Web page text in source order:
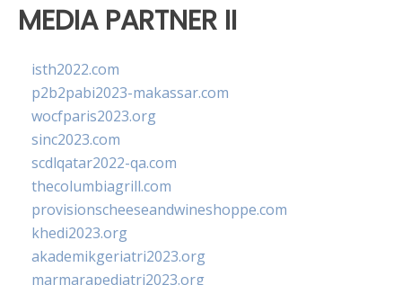
MEDIA PARTNER II
isth2022.com
p2b2pabi2023-makassar.com
wocfparis2023.org
sinc2023.com
scdlqatar2022-qa.com
thecolumbiagrill.com
provisionscheeseandwineshoppe.com
khedi2023.org
akademikgeriatri2023.org
marmarapediatri2023.org